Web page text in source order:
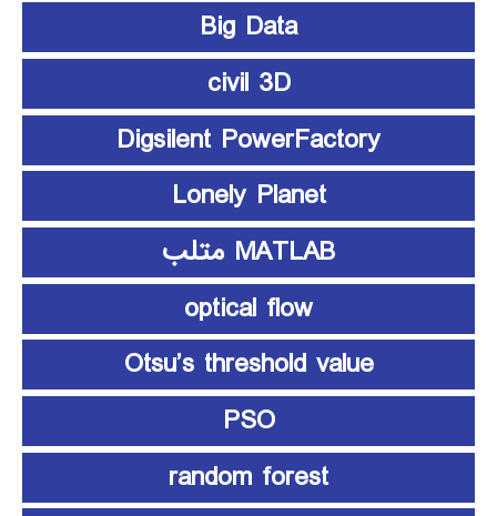
Big Data
civil 3D
Digsilent PowerFactory
Lonely Planet
MATLAB متلب
optical flow
Otsu’s threshold value
PSO
random forest